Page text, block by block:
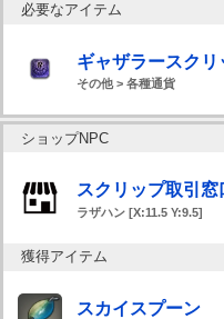
必要なアイテム
ギャザラースク
その他 > 各種通貨
ショップNPC
スクリップ取引窓
ラザハン [X:11.5 Y:9.5]
獲得アイテム
スカイスプーン